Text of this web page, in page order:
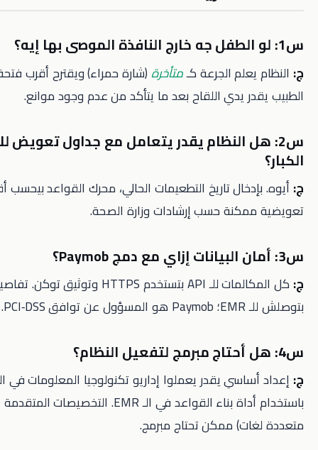
الجرعة كـمتأخرة(شارة حمراء) ويقترح أقرب فتحة متاحة.
يدي اللقاح بعد ما يتأكد من عدم وجود موانع.
النظام يقدر يتعامل مع جداول تعويض للأطفال
تاريخ التطعيمات الحالي، محرك القواعد بيحسب أقرب جرعة
حسب إرشادات وزارة الصحة.
كل المكالمات للـ API بتستخدم HTTPS وتوثيق توكن. تفاصيل البطاقة ما
يقدر يعملوا إداريو تكنولوجيا المعلومات في العيادة
باستخدام أداة بناء القواعد في الـ EMR. التخصيصات المتقدمة (قوالب
ممكن تحتاج مبرمج.